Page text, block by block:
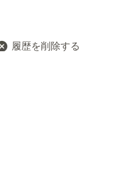
履歴を削除する